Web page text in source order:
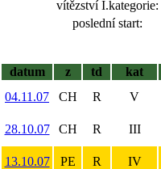
vítězství I.kategorie:
poslední start:
datum
z td kat
04.11.07
CH R V
28.10.07 CH R III
13.10.07 PE R IV